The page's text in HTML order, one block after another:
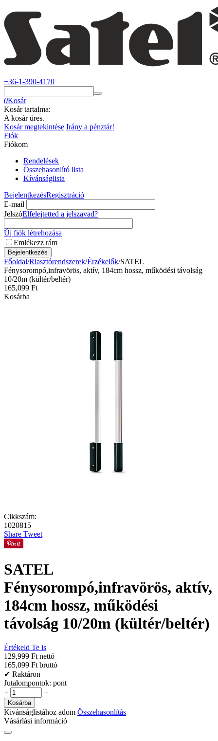
+36-1-390-4170
0Kosár
Kosár tartalma:
A kosár üres.
Kosár megtekintése Irány a pénztár!
Fiók
Fiókom
Rendelések
Összehasonlító lista
Kívánságlista
BejelentkezésRegisztráció
E-mail
JelszóElfelejtetted a jelszavad?
Új fiók létrehozása
Emlékezz rám
Bejelentkezés
Főoldal/Riasztórendszerek/Érzékelők/SATEL
Fénysorompó,infravörös, aktív, 184cm hossz, működési távolság
10/20m (kültér/beltér)
165,099 Ft
Kosárba
Cikkszám:
1020815
Share Tweet
SATEL
Fénysorompó,infravörös, aktív,
184cm hossz, működési
távolság 10/20m (kültér/beltér)
Értékeld Te is
129,999 Ft nettó
165,099 Ft bruttó
✔ Raktáron
Jutalompontok: pont
+
−
Kosárba
Kivánságlistához adom Összehasonlítás
Vásárlási információ